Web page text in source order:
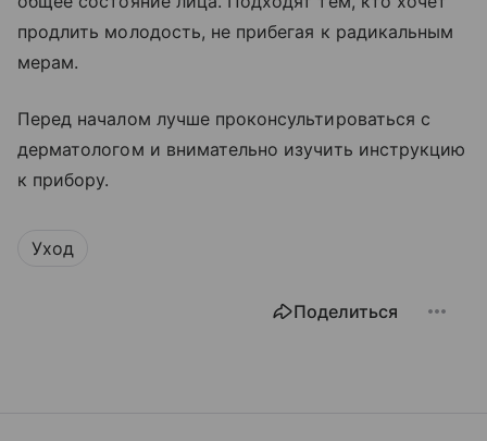
продлить молодость, не прибегая к радикальным
мерам.
Перед началом лучше проконсультироваться с
дерматологом и внимательно изучить инструкцию
к прибору.
Уход
Поделиться